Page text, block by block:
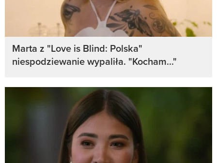
Marta z "Love is Blind: Polska"
niespodziewanie wypaliła. "Kocham..."